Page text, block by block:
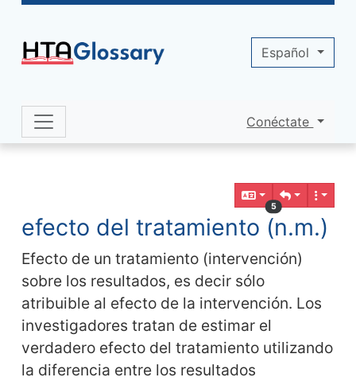
Navigation and related functionality
5
efecto del tratamiento (n.m.)
Efecto de un tratamiento (intervención)
sobre los resultados, es decir sólo
atribuible al efecto de la intervención. Los
investigadores tratan de estimar el
verdadero efecto del tratamiento utilizando
la diferencia entre los resultados
Site identity, navigation, etc.
Conéctate
Español